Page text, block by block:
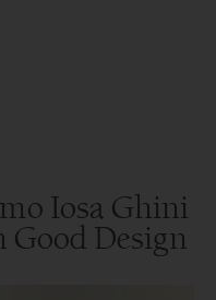
Iosa Ghini
Good Design